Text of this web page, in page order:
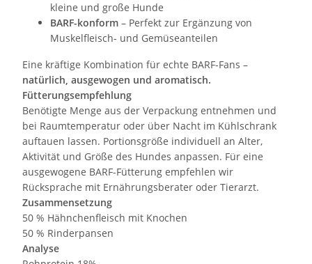
kleine und große Hunde
BARF-konform – Perfekt zur Ergänzung von
Muskelfleisch- und Gemüseanteilen
Eine kräftige Kombination für echte BARF-Fans –
natürlich, ausgewogen und aromatisch.
Fütterungsempfehlung
Benötigte Menge aus der Verpackung entnehmen und
bei Raumtemperatur oder über Nacht im Kühlschrank
auftauen lassen. Portionsgröße individuell an Alter,
Aktivität und Größe des Hundes anpassen. Für eine
ausgewogene BARF-Fütterung empfehlen wir
Rücksprache mit Ernährungsberater oder Tierarzt.
Zusammensetzung
50 % Hähnchenfleisch mit Knochen
50 % Rinderpansen
Analyse